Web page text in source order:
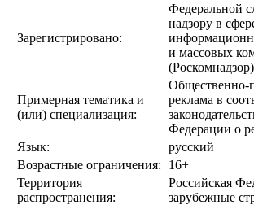
Зарегистрировано:
Федеральной
надзору в
и массовых
Примерная тематика и
(или) специализация:
Общественно-
реклама в
Федерации о
Язык:
русский
Возрастные ограничения:
16+
Территория
распространения:
Российская
зарубежные